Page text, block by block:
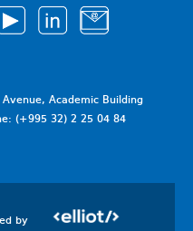
Academic Building
(+995 32) 2 25 04 84
by